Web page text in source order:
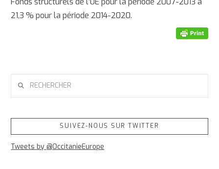
21,3 % pour la période 2014-2020.
SUIVEZ-NOUS SUR TWITTER
Tweets by @OccitanieEurope